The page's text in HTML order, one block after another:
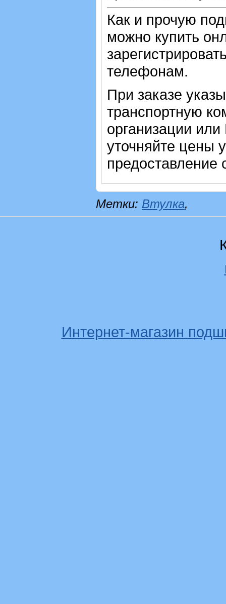
Как и прочую
можно купить
телефонам.
При заказе
транспортную
организации
уточняйте цены
предоставление
Метки: Втулка,
Интернет-магазин